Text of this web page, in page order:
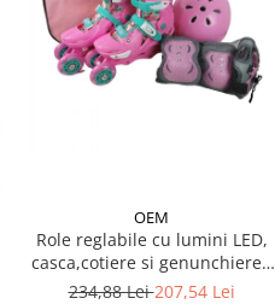
OEM
Role reglabile cu lumini LED,
casca,cotiere si genunchiere -
Ursuletul vesel Panda
234,88 Lei207,54 Lei